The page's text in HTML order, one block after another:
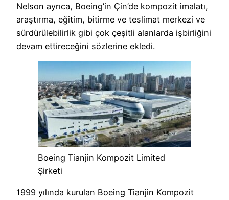
Nelson ayrıca, Boeing’in Çin’de kompozit imalatı,
araştırma, eğitim, bitirme ve teslimat merkezi ve
sürdürülebilirlik gibi çok çeşitli alanlarda işbirliğini
devam ettireceğini sözlerine ekledi.
Boeing Tianjin Kompozit Limited
Şirketi
1999 yılında kurulan Boeing Tianjin Kompozit